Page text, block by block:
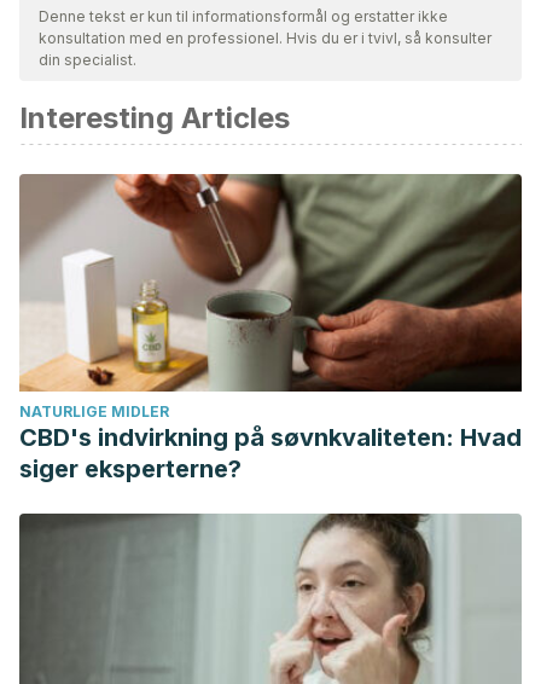
Denne tekst er kun til informationsformål og erstatter ikke
konsultation med en professionel. Hvis du er i tvivl, så konsulter
din specialist.
Interesting Articles
NATURLIGE MIDLER
CBD's indvirkning på søvnkvaliteten: Hvad
siger eksperterne?